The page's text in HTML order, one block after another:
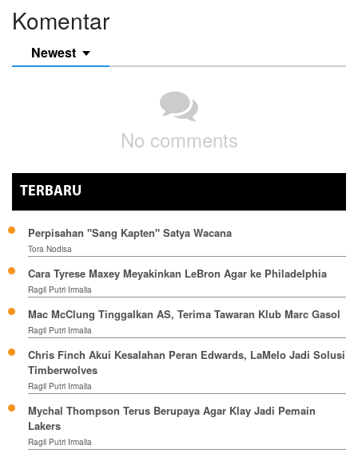
Komentar
Newest
No comments
TERBARU
Perpisahan "Sang Kapten" Satya Wacana
Tora Nodisa
Cara Tyrese Maxey Meyakinkan LeBron Agar ke Philadelphia
Ragil Putri Irmalia
Mac McClung Tinggalkan AS, Terima Tawaran Klub Marc Gasol
Ragil Putri Irmalia
Chris Finch Akui Kesalahan Peran Edwards, LaMelo Jadi Solusi
Timberwolves
Ragil Putri Irmalia
Mychal Thompson Terus Berupaya Agar Klay Jadi Pemain
Lakers
Ragil Putri Irmalia